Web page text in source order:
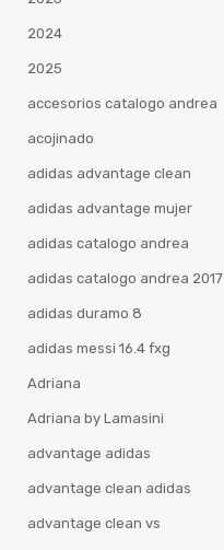
2024
2025
accesorios catalogo andrea
acojinado
adidas advantage clean
adidas advantage mujer
adidas catalogo andrea
adidas catalogo andrea 2017
adidas duramo 8
adidas messi 16.4 fxg
Adriana
Adriana by Lamasini
advantage adidas
advantage clean adidas
advantage clean vs